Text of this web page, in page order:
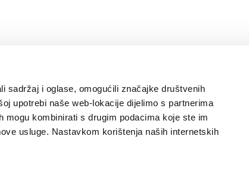
sadržaj i oglase, omogućili značajke društvenih
upotrebi naše web-lokacije dijelimo s partnerima
mogu kombinirati s drugim podacima koje ste im
usluge. Nastavkom korištenja naših internetskih
by:Nove vibracije Design by:Signed Design